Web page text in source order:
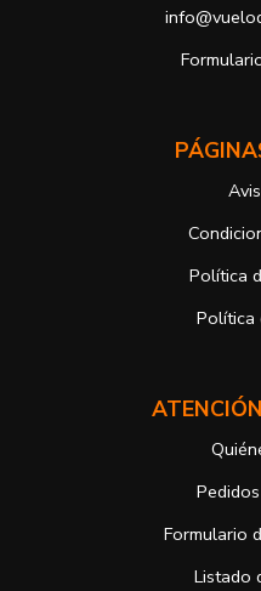
b) Derecho a presentar una
derechos, en este caso, ante la
electrónico o de correo postal,
Responsable del tratamiento:
Dirección postal: Avenida
Si desea ampliar información
nuestra empresa, puede
Política
Política
Formulario
Listado